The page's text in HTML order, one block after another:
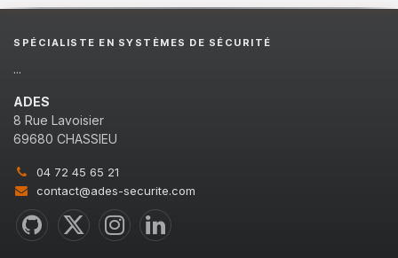
SPÉCIALISTE EN SYSTÈMES DE SÉCURITÉ
...
ADES
8 Rue Lavoisier
69680 CHASSIEU
04 72 45 65 21
contact@ades-securite.com